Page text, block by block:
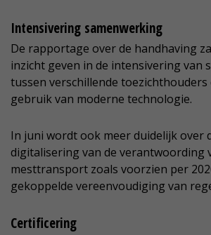
Intensivering samenwerking
De rapportage over de handhaving
inzicht geven in de intensivering van
tussen verschillende
gebruik van moderne technologie.
In juni wordt ook meer duidelijk over
digitalisering van de verantwoording
mesttransport zoals voorzien per
gekoppelde vereenvoudiging van
Certificering